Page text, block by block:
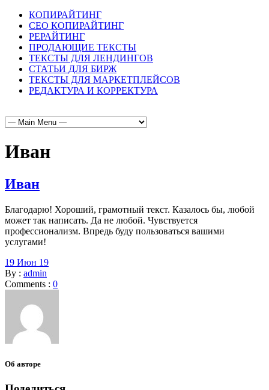
КОПИРАЙТИНГ
СЕО КОПИРАЙТИНГ
РЕРАЙТИНГ
ПРОДАЮЩИЕ ТЕКСТЫ
ТЕКСТЫ ДЛЯ ЛЕНДИНГОВ
СТАТЬИ ДЛЯ БИРЖ
ТЕКСТЫ ДЛЯ МАРКЕТПЛЕЙСОВ
РЕДАКТУРА И КОРРЕКТУРА
Иван
Иван
Благодарю! Хороший, грамотный текст. Казалось бы, любой
может так написать. Да не любой. Чувствуется
профессионализм. Впредь буду пользоваться вашими
услугами!
19 Июн 19
By : admin
Comments : 0
Об авторе